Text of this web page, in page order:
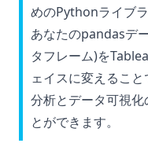
めのPythonライブ
あなたのpandasデ
タフレーム)を
ェイスに変えるこ
分析とデータ可視
とができます。